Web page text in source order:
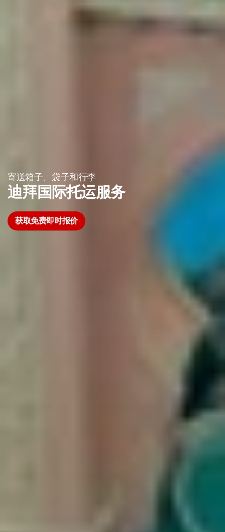
寄送箱子、袋子和行李
迪拜国际托运服务
获取免费即时报价